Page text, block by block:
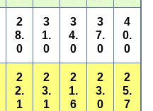
2
8.
0
3
1.
0
3
4.
0
3
7.
0
4
0.
0
2
2.
1
2
3.
1
2
1.
6
2
3.
0
2
5.
7